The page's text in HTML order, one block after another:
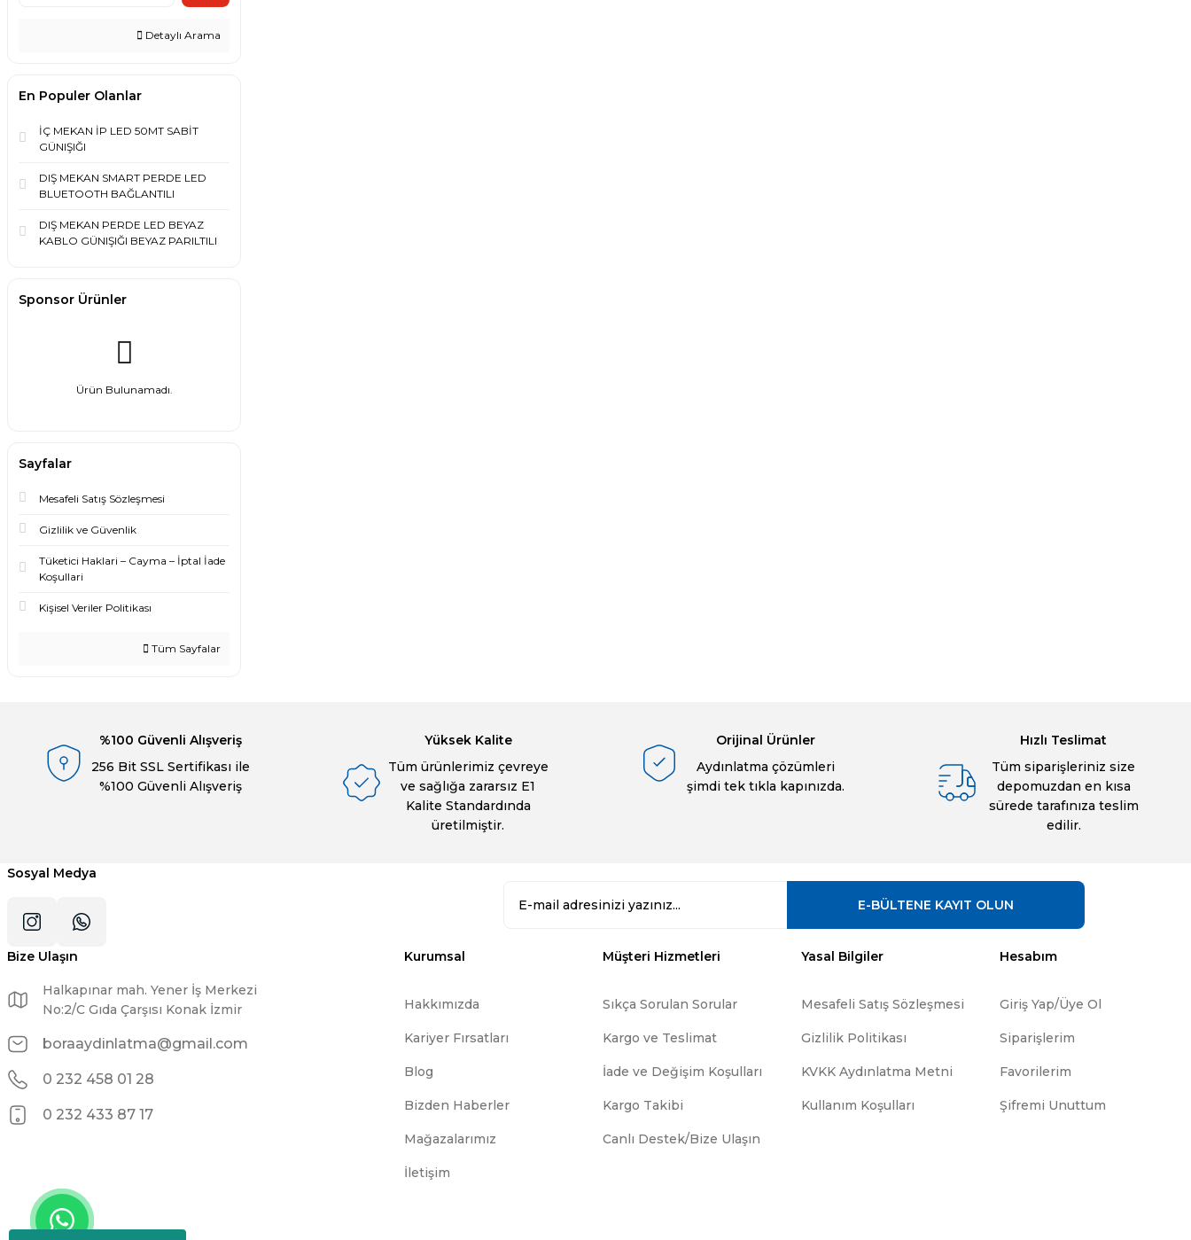
Detaylı Arama
En Populer Olanlar
İÇ MEKAN İP LED 50MT SABİT
GÜNIŞIĞI
DIŞ MEKAN SMART PERDE LED
BLUETOOTH BAĞLANTILI
DIŞ MEKAN PERDE LED BEYAZ
KABLO GÜNIŞIĞI BEYAZ PARILTILI
Sponsor Ürünler
Ürün Bulunamadı.
Sayfalar
Mesafeli Satış Sözleşmesi
Gizlilik ve Güvenlik
Tüketici Haklari – Cayma – İptal İade
Koşullari
Kişisel Veriler Politikası
Tüm Sayfalar
%100 Güvenli Alışveriş
256 Bit SSL Sertifikası ile
%100 Güvenli Alışveriş
Yüksek Kalite
Tüm ürünlerimiz çevreye
ve sağlığa zararsız E1
Kalite Standardında
üretilmiştir.
Orijinal Ürünler
Aydınlatma çözümleri
şimdi tek tıkla kapınızda.
Hızlı Teslimat
Tüm siparişleriniz size
depomuzdan en kısa
sürede tarafınıza teslim
edilir.
Sosyal Medya
E-BÜLTENE KAYIT OLUN
Bize Ulaşın
Halkapınar mah. Yener İş Merkezi
No:2/C Gıda Çarşısı Konak İzmir
boraaydinlatma@gmail.com
0 232 458 01 28
0 232 433 87 17
Kurumsal
Hakkımızda
Kariyer Fırsatları
Blog
Bizden Haberler
Mağazalarımız
İletişim
Müşteri Hizmetleri
Sıkça Sorulan Sorular
Kargo ve Teslimat
İade ve Değişim Koşulları
Kargo Takibi
Canlı Destek/Bize Ulaşın
Yasal Bilgiler
Mesafeli Satış Sözleşmesi
Gizlilik Politikası
KVKK Aydınlatma Metni
Kullanım Koşulları
Hesabım
Giriş Yap/Üye Ol
Siparişlerim
Favorilerim
Şifremi Unuttum